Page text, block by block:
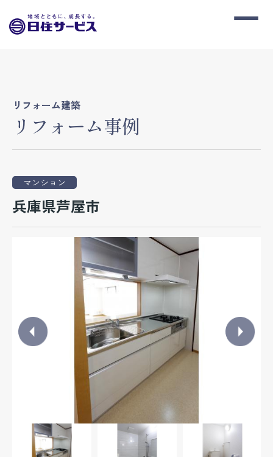
リフォーム建築
リフォーム事例
マンション
兵庫県芦屋市